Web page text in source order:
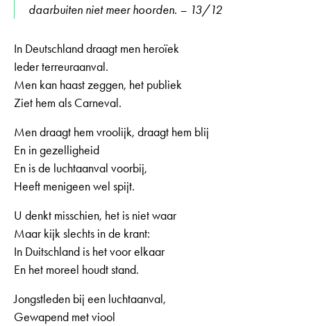
daarbuiten niet meer hoorden. – 13/12
In Deutschland draagt men heroïek
Ieder terreuraanval.
Men kan haast zeggen, het publiek
Ziet hem als Carneval.
Men draagt hem vroolijk, draagt hem blij
En in gezelligheid
En is de luchtaanval voorbij,
Heeft menigeen wel spijt.
U denkt misschien, het is niet waar
Maar kijk slechts in de krant:
In Duitschland is het voor elkaar
En het moreel houdt stand.
Jongstleden bij een luchtaanval,
Gewapend met viool